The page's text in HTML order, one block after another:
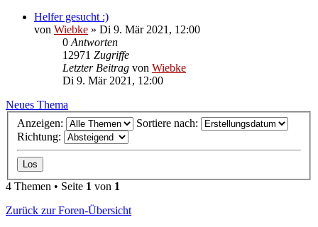
Helfer gesucht :)
von Wiebke » Di 9. Mär 2021, 12:00
0Antworten
12971 Zugriffe
Letzter Beitrag von Wiebke
Di 9. Mär 2021, 12:00
Neues Thema
Anzeigen:
Sortiere nach:
Richtung:
4 Themen • Seite 1 von 1
Zurück zur Foren-Übersicht